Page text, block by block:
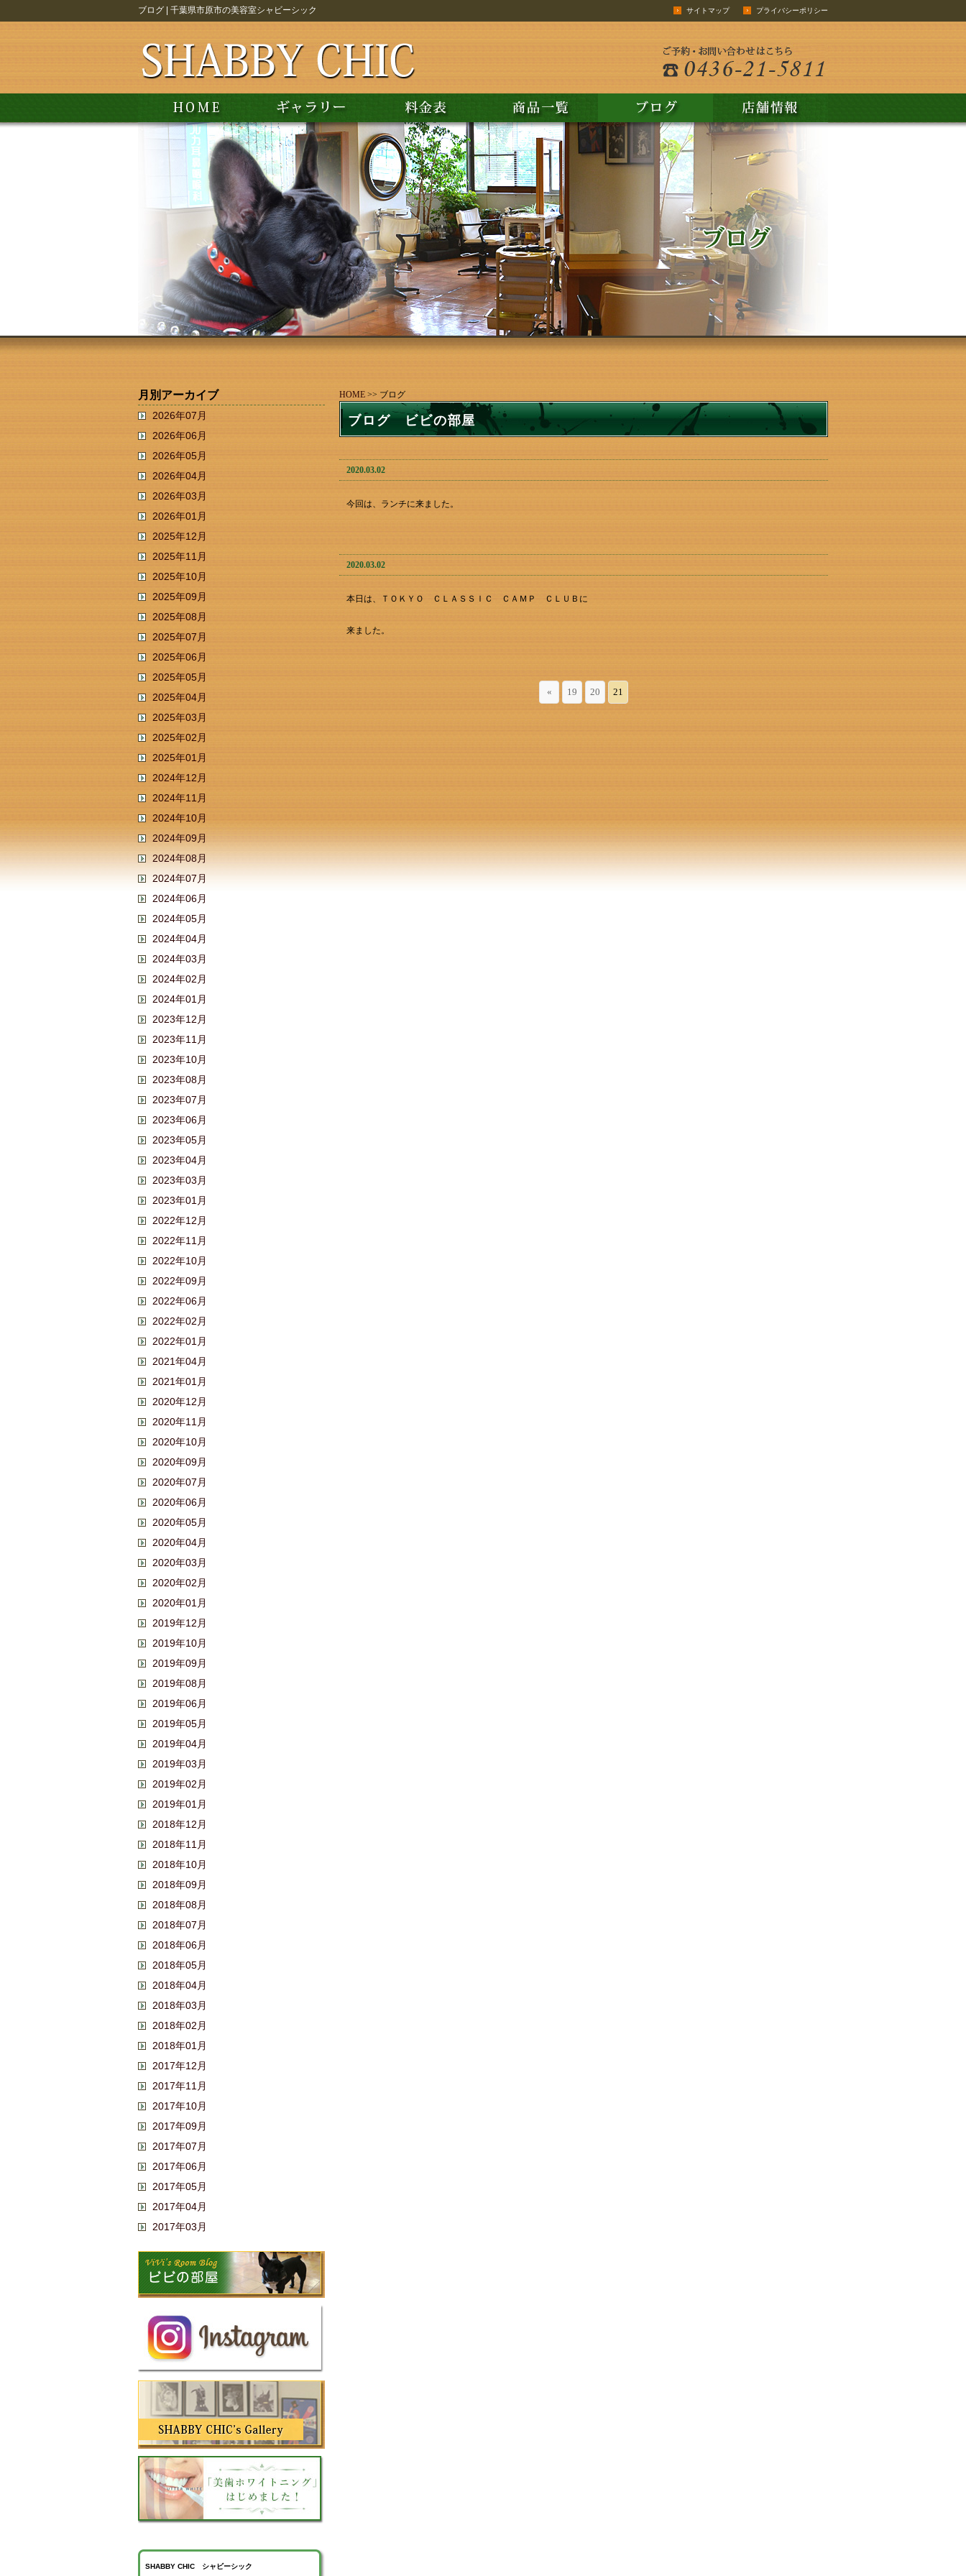
ブログ | 千葉県市原市の美容室シャビーシック サイトマップ プライバシーポリシー
月別アーカイブ
2026年07月
2026年06月
2026年05月
2026年04月
2026年03月
2026年01月
2025年12月
2025年11月
2025年10月
2025年09月
2025年08月
2025年07月
2025年06月
2025年05月
2025年04月
2025年03月
2025年02月
2025年01月
2024年12月
2024年11月
2024年10月
2024年09月
2024年08月
2024年07月
2024年06月
2024年05月
2024年04月
2024年03月
2024年02月
2024年01月
2023年12月
2023年11月
2023年10月
2023年08月
2023年07月
2023年06月
2023年05月
2023年04月
2023年03月
2023年01月
2022年12月
2022年11月
2022年10月
2022年09月
2022年06月
2022年02月
2022年01月
2021年04月
2021年01月
2020年12月
2020年11月
2020年10月
2020年09月
2020年07月
2020年06月
2020年05月
2020年04月
2020年03月
2020年02月
2020年01月
2019年12月
2019年10月
2019年09月
2019年08月
2019年06月
2019年05月
2019年04月
2019年03月
2019年02月
2019年01月
2018年12月
2018年11月
2018年10月
2018年09月
2018年08月
2018年07月
2018年06月
2018年05月
2018年04月
2018年03月
2018年02月
2018年01月
2017年12月
2017年11月
2017年10月
2017年09月
2017年07月
2017年06月
2017年05月
2017年04月
2017年03月
SHABBY CHIC シャビーシック
HOME >> ブログ
ブログ ビビの部屋
2020.03.02
今回は、ランチに来ました。
2020.03.02
本日は、ＴＯＫＹＯ ＣＬＡＳＳＩＣ ＣＡＭＰ ＣＬＵＢに
来ました。
« 19 20 21